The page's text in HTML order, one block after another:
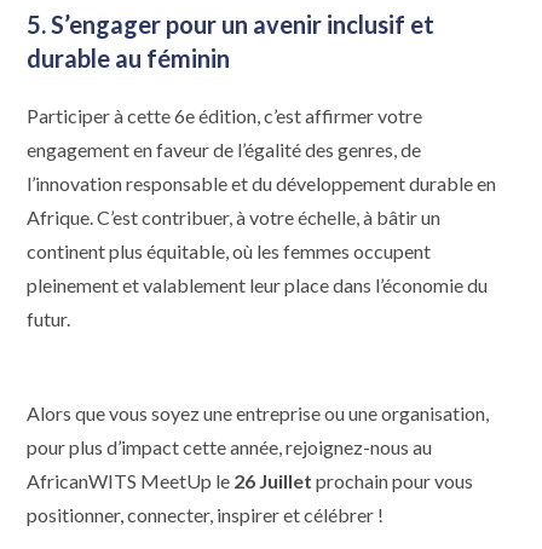
5.S’engager pour un avenir inclusif et
durable au féminin
Participer à cette 6e édition, c’est affirmer votre
engagement en faveur de l’égalité des genres, de
l’innovation responsable et du développement durable en
Afrique. C’est contribuer, à votre échelle, à bâtir un
continent plus équitable, où les femmes occupent
pleinement et valablement leur place dans l’économie du
futur.
Alors que vous soyez une entreprise ou une organisation,
pour plus d’impact cette année, rejoignez-nous au
AfricanWITS MeetUp le 26 Juillet prochain pour vous
positionner, connecter, inspirer et célébrer !